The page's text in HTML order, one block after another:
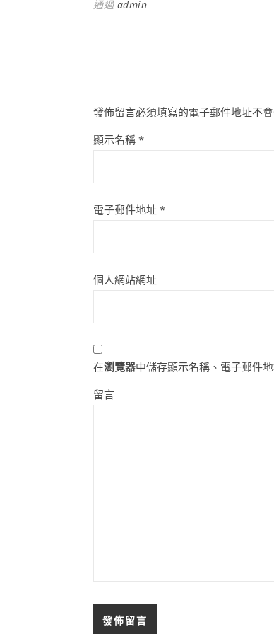
通過 admin
發佈留言必須填寫的電子郵件地址不會
顯示名稱 *
電子郵件地址 *
個人網站網址
在瀏覽器中儲存顯示名稱、電子郵件
留言